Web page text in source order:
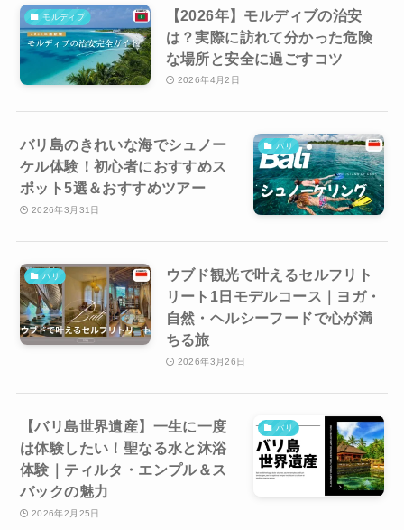
モルディブ
【2026年】モルディブの治安
は？実際に訪れて分かった危険
な場所と安全に過ごすコツ
2026年4月2日
バリ
バリ島のきれいな海でシュノー
ケル体験！初心者におすすめス
ポット5選＆おすすめツアー
2026年3月31日
バリ
ウブド観光で叶えるセルフリト
リート1日モデルコース｜ヨガ・
自然・ヘルシーフードで心が満
ちる旅
2026年3月26日
バリ
【バリ島世界遺産】一生に一度
は体験したい！聖なる水と沐浴
体験｜ティルタ・エンプル＆ス
バックの魅力
2026年2月25日